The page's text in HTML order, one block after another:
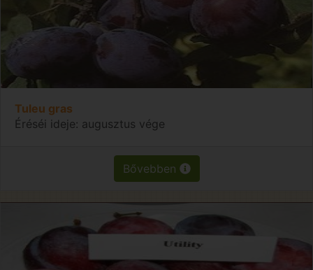
Tuleu gras
Éréséi ideje: augusztus vége
Bővebben